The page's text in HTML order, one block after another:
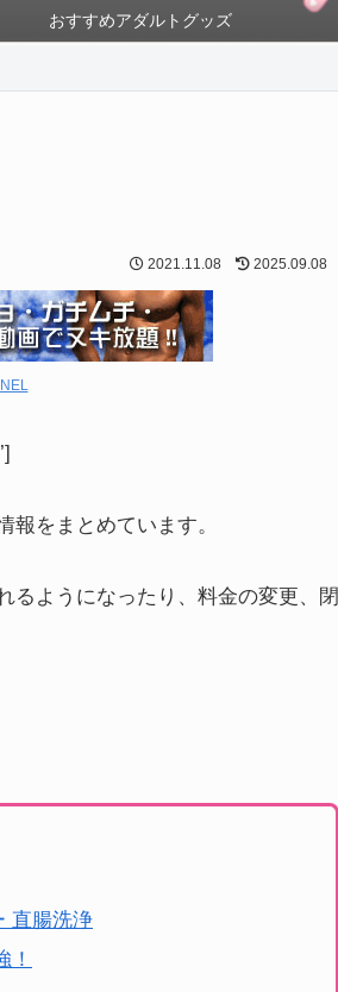
おすすめアダルトグッズ
2021.11.08 2025.09.08
をまとめています。
ようになったり、料金の変更、閉
直腸洗浄
！